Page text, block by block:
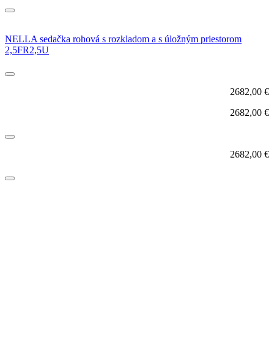
NELLA sedačka rohová s rozkladom a s úložným priestorom
2,5FR2,5U
2682,00 €
2682,00 €
2682,00 €